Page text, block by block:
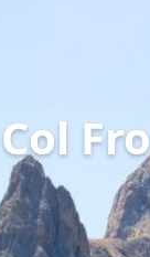
Col